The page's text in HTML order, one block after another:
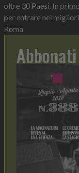
oltre 30 Paesi. In
per entrare nei
Roma